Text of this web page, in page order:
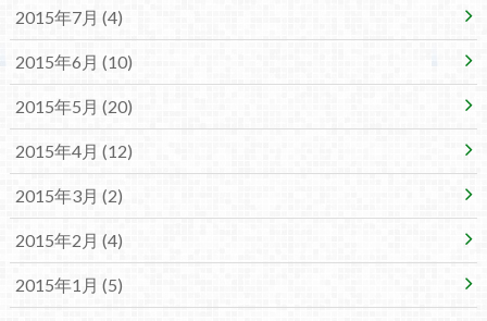
2015年7月 (4)
2015年6月 (10)
2015年5月 (20)
2015年4月 (12)
2015年3月 (2)
2015年2月 (4)
2015年1月 (5)